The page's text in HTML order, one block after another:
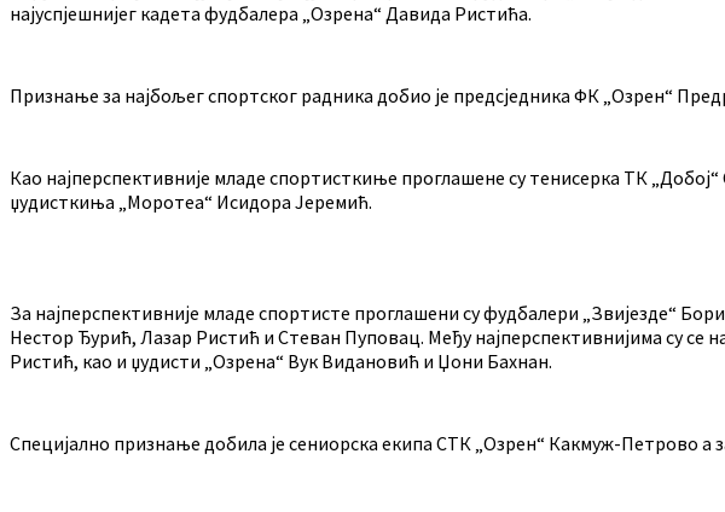
најуспјешнијег кадета фудбалера „Озрена“ Давида Ристића.
Признање за најбољег спортског радника добио је предсједника ФК „Озрен“
Као најперспективније младе спортисткиње проглашене су тенисерка ТК
џудисткиња „Моротеа“ Исидора Јеремић.
За најперспективније младе спортисте проглашени су фудбалери „Звијезде“
Нестор Ђурић, Лазар Ристић и Стеван Пуповац. Међу најперспективнијима су
Ристић, као и џудисти „Озрена“ Вук Видановић и Џони Бахнан.
Специјално признање добила је сениорска екипа СТК „Озрен“ Какмуж-Петрово а